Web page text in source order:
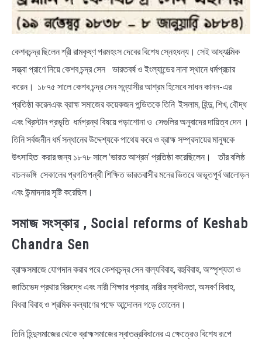
কেশবচন্দ্র ছিলেন শ্রী রামকৃষ্ণ পরমহংস দেবের বিশেষ স্নেহধন্য। সেই আধ্যাত্মিক
সত্ত্বা প্রাণে নিয়ে কেশব চন্দ্র সেন ভারতবর্ষ ও ইংল্যান্ডের নানা স্থানে ধর্মপ্রচার
করেন। ১৮৭৫ সালে কেশব চন্দ্র সেন সন্ন্যাসীর আশ্রম হিসেবে সাধন কানন-এর
প্রতিষ্ঠা করেনএবং ব্রাহ্ম সমাজের কয়েকজন পন্ডিতকে তিনি ইসলাম, হিন্দু, শিখ, বৌদ্ধ
এবং খ্রিস্টান প্রভৃতি ধর্মগ্রন্থ বিষয়ে পড়াশোনা ও সেগুলির অনুবাদের দায়িত্ব দেন ।
তিনি সর্বজনীন ধর্ম সন্ধানের উদ্দেশ্যকে পাথেয় করে ও ব্রাহ্ম সম্প্রদায়ের মানুষকে
উৎসাহিত করার জন্য ১৮৭৮ সালে ‘ভারত আশ্রম’ প্রতিষ্ঠা করেছিলেন। তাঁর বলিষ্ঠ
বাচনভঙ্গি সেকালের প্রগতিপন্থী শিক্ষিত ভারতবাসীর মনের ভিতরে অভূতপূর্ব আলোড়ন
এবং উন্মাদনার সৃষ্টি করেছিল।
সমাজ সংস্কার , Social reforms of Keshab
Chandra Sen
ব্রাহ্মসমাজে যোগদান করার পরে কেশবচন্দ্র সেন বাল্যবিবাহ, বহুবিবাহ, অস্পৃশ্যতা ও
জাতিভেদ প্রথার বিরুদ্ধে এবং নারী শিক্ষার প্রসার, নারীর স্বাধীনতা, অসবর্ণ বিবাহ,
বিধবা বিবাহ ও শ্রমিক কল্যাণের পক্ষে আন্দোলন গড়ে তোলেন।
তিনি হিন্দুসমাজের থেকে ব্রাহ্মসমাজের স্বাতন্ত্রবিধানের এ ক্ষেত্রেও বিশেষ রূপে